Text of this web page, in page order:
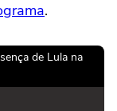
.
de Lula na